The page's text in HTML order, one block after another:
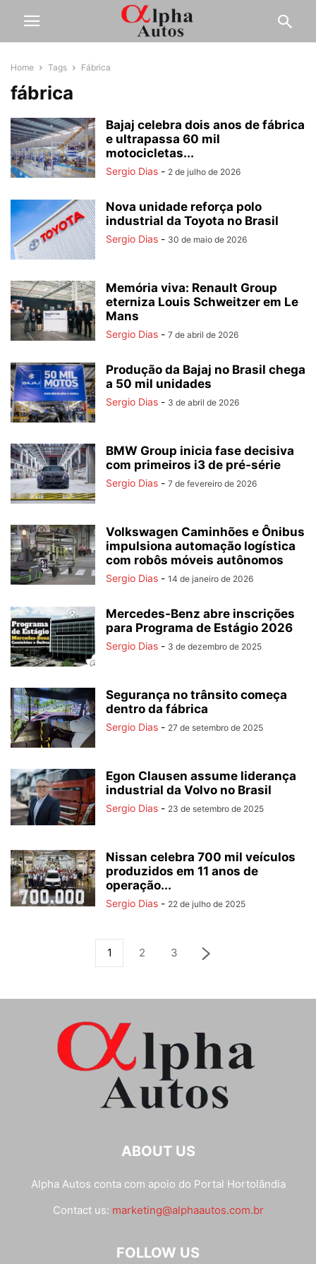
Home Tags Fábrica
fábrica
Bajaj celebra dois anos de fábrica
e ultrapassa 60 mil
motocicletas...
Sergio Dias - 2 de julho de 2026
Nova unidade reforça polo
industrial da Toyota no Brasil
Sergio Dias - 30 de maio de 2026
Memória viva: Renault Group
eterniza Louis Schweitzer em Le
Mans
Sergio Dias - 7 de abril de 2026
Produção da Bajaj no Brasil chega
a 50 mil unidades
Sergio Dias - 3 de abril de 2026
BMW Group inicia fase decisiva
com primeiros i3 de pré‑série
Sergio Dias - 7 de fevereiro de 2026
Volkswagen Caminhões e Ônibus
impulsiona automação logística
com robôs móveis autônomos
Sergio Dias - 14 de janeiro de 2026
Mercedes-Benz abre inscrições
para Programa de Estágio 2026
Sergio Dias - 3 de dezembro de 2025
Segurança no trânsito começa
dentro da fábrica
Sergio Dias - 27 de setembro de 2025
Egon Clausen assume liderança
industrial da Volvo no Brasil
Sergio Dias - 23 de setembro de 2025
Nissan celebra 700 mil veículos
produzidos em 11 anos de
operação...
Sergio Dias - 22 de julho de 2025
1 2 3
ABOUT US
Alpha Autos conta com apoio do Portal Hortolândia
Contact us: marketing@alphaautos.com.br
FOLLOW US